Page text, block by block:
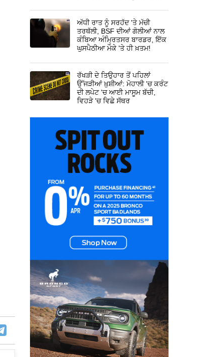
ਅੱਧੀ ਰਾਤ ਨੂੰ ਸਰਹੱਦ 'ਤੇ ਮੱਚੀ
ਤਰਥੱਲੀ, BSF ਦੀਆਂ ਗੋਲੀਆਂ ਨਾਲ
ਕੰਬਿਆ ਅੰਮ੍ਰਿਤਸਰ ਬਾਰਡਰ, ਇੱਕ
ਘੁਸਪੈਠੀਆ ਮੌਕੇ 'ਤੇ ਹੀ ਖ਼ਤਮ!
ਰੱਖੜੀ ਦੇ ਤਿਉਹਾਰ ਤੋਂ ਪਹਿਲਾਂ
ਉੱਜੜੀਆਂ ਖ਼ੁਸ਼ੀਆਂ: ਮੋਹਾਲੀ 'ਚ ਕਰੰਟ
ਦੀ ਲਪੇਟ 'ਚ ਆਈ ਮਾਸੂਮ ਬੱਚੀ,
ਵਿਹੜੇ 'ਚ ਵਿਛੇ ਸੱਥਰ